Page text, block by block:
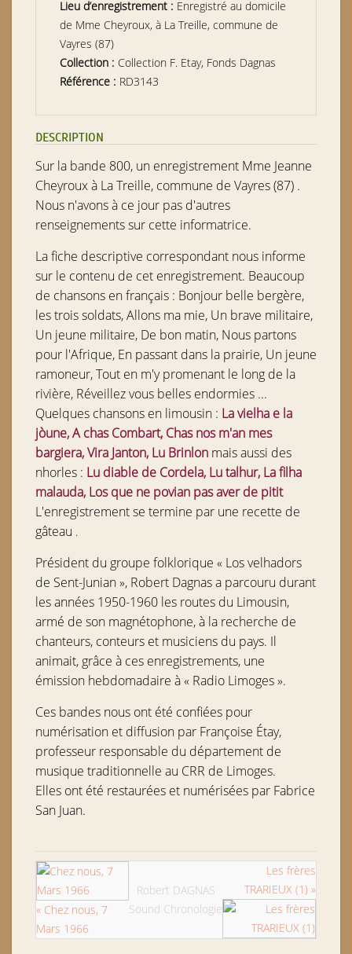
Lieu d’enregistrement : Enregistré au domicile
de Mme Cheyroux, à La Treille, commune de
Vayres (87)
Collection : Collection F. Etay, Fonds Dagnas
Référence : RD3143
DESCRIPTION
Sur la bande 800, un enregistrement Mme Jeanne
Cheyroux à La Treille, commune de Vayres (87) .
Nous n'avons à ce jour pas d'autres
renseignements sur cette informatrice.
La fiche descriptive correspondant nous informe
sur le contenu de cet enregistrement. Beaucoup
de chansons en français : Bonjour belle bergère,
les trois soldats, Allons ma mie, Un brave militaire,
Un jeune militaire, De bon matin, Nous partons
pour l'Afrique, En passant dans la prairie, Un jeune
ramoneur, Tout en m'y promenant le long de la
rivière, Réveillez vous belles endormies ...
Quelques chansons en limousin : La vielha e la
jòune, A chas Combart, Chas nos m'an mes
bargiera, Vira Janton, Lu Brinlon mais aussi des
nhorles : Lu diable de Cordela, Lu talhur, La filha
malauda, Los que ne povian pas aver de pitit
L'enregistrement se termine par une recette de
gâteau .
Président du groupe folklorique « Los velhadors
de Sent-Junian », Robert Dagnas a parcouru durant
les années 1950-1960 les routes du Limousin,
armé de son magnétophone, à la recherche de
chanteurs, conteurs et musiciens du pays. Il
animait, grâce à ces enregistrements, une
émission hebdomadaire à « Radio Limoges ».
Ces bandes nous ont été confiées pour
numérisation et diffusion par Françoise Étay,
professeur responsable du département de
musique traditionnelle au CRR de Limoges.
Elles ont été restaurées et numérisées par Fabrice
San Juan.
« Chez nous, 7
Mars 1966
Robert DAGNAS
Sound Chronologie
Les frères
TRARIEUX (1) »